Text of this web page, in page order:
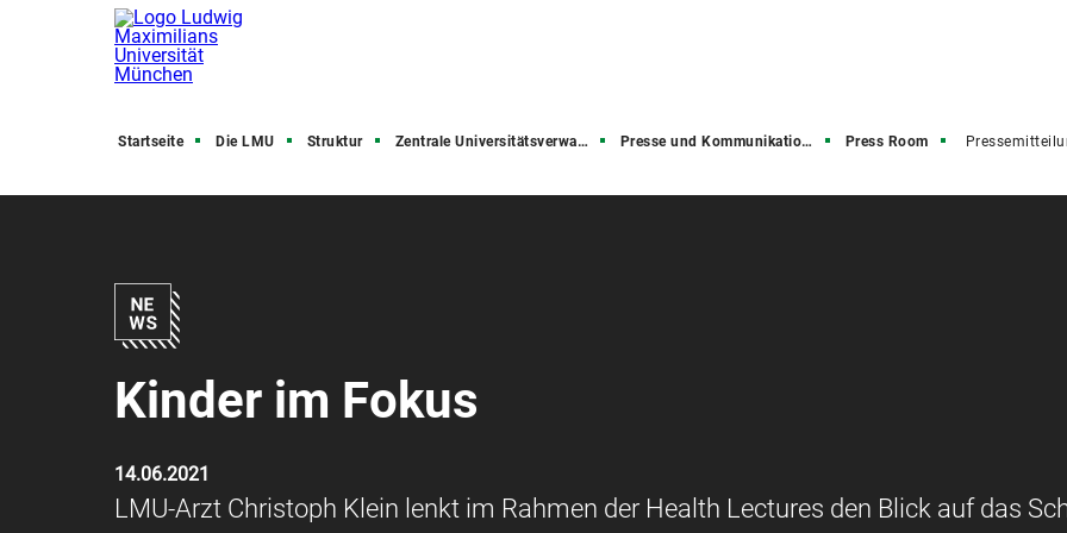
Startseite Die LMU Struktur Zentrale Universitätsverwaltung Presse und Kommunikation (PuK) Press Room
Kinder im Fokus
14.06.2021
LMU-Arzt Christoph Klein lenkt im Rahmen der Health Lectures den Blick auf das